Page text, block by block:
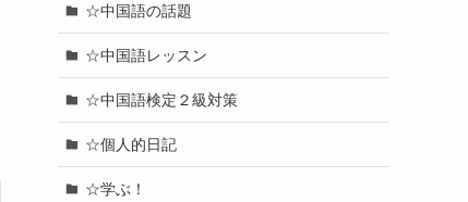
☆中国語の話題
☆中国語レッスン
☆中国語検定２級対策
☆個人的日記
☆学ぶ！